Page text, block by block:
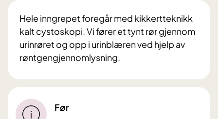
Hele inngrepet foregår med kikkertteknikk
kalt cystoskopi. Vi fører et tynt rør gjennom
urinrøret og opp i urinblæren ved hjelp av
røntgengjennomlysning.
Før